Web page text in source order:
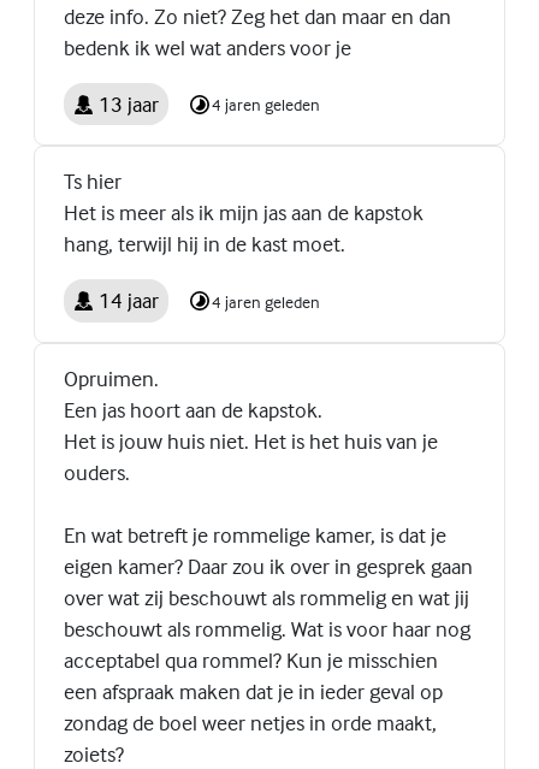
deze info. Zo niet? Zeg het dan maar en dan
bedenk ik wel wat anders voor je
13 jaar 4 jaren geleden
Ts hier
Het is meer als ik mijn jas aan de kapstok
hang, terwijl hij in de kast moet.
14 jaar 4 jaren geleden
Opruimen.
Een jas hoort aan de kapstok.
Het is jouw huis niet. Het is het huis van je
ouders.
En wat betreft je rommelige kamer, is dat je
eigen kamer? Daar zou ik over in gesprek gaan
over wat zij beschouwt als rommelig en wat jij
beschouwt als rommelig. Wat is voor haar nog
acceptabel qua rommel? Kun je misschien
een afspraak maken dat je in ieder geval op
zondag de boel weer netjes in orde maakt,
zoiets?